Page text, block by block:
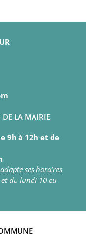
DE LA MAIRIE
9h à 12h et de
ses horaires
et du lundi 10 au